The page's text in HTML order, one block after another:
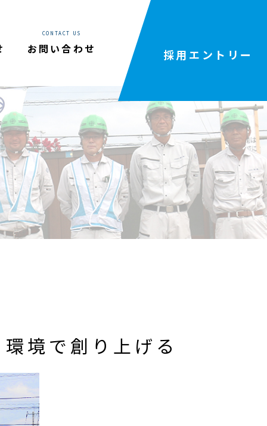
CONTACT US
お問い合わせ 採用エントリー
境で創り上げる